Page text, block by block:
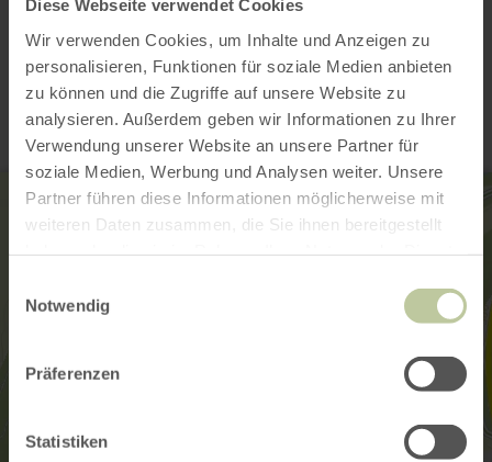
Diese Webseite verwendet Cookies
Wir verwenden Cookies, um Inhalte und Anzeigen zu
personalisieren, Funktionen für soziale Medien anbieten
zu können und die Zugriffe auf unsere Website zu
analysieren. Außerdem geben wir Informationen zu Ihrer
Verwendung unserer Website an unsere Partner für
soziale Medien, Werbung und Analysen weiter. Unsere
Partner führen diese Informationen möglicherweise mit
weiteren Daten zusammen, die Sie ihnen bereitgestellt
Notwendig
Präferenzen
Statistiken
Contact